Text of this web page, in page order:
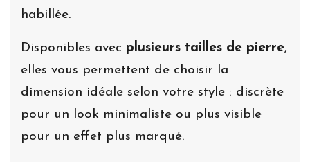
habillée.
Disponibles avec plusieurs tailles de pierre,
elles vous permettent de choisir la
dimension idéale selon votre style : discrète
pour un look minimaliste ou plus visible
pour un effet plus marqué.